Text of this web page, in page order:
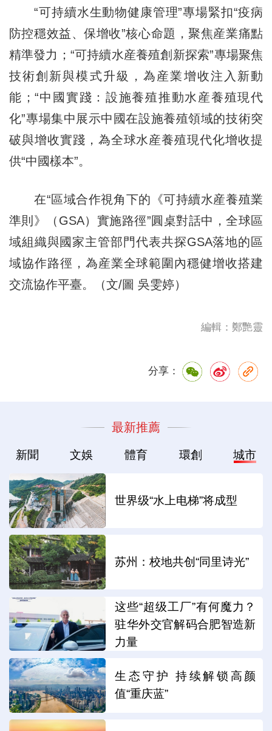
“可持續水生動物健康管理”專場緊扣“疫病
防控穩效益、保增收”核心命題，聚焦産業痛點
精準發力；“可持續水産養殖創新探索”專場聚焦
技術創新與模式升級，為産業增收注入新動
能；“中國實踐：設施養殖推動水産養殖現代
化”專場集中展示中國在設施養殖領域的技術突
破與增收實踐，為全球水産養殖現代化增收提
供“中國樣本”。
在“區域合作視角下的《可持續水産養殖業
準則》（GSA）實施路徑”圓桌對話中，全球區
域組織與國家主管部門代表共探GSA落地的區
域協作路徑，為産業全球範圍內穩健增收搭建
交流協作平臺。（文/圖 吳雯婷）
編輯：鄭艷靈
分享：
最新推薦
新聞 文娛 體育 環創 城市
世界级“水上电梯”将成型
苏州：校地共创“同里诗光”
这些“超级工厂”有何魔力？
驻华外交官解码合肥智造新
力量
生态守护 持续解锁高颜
值“重庆蓝”